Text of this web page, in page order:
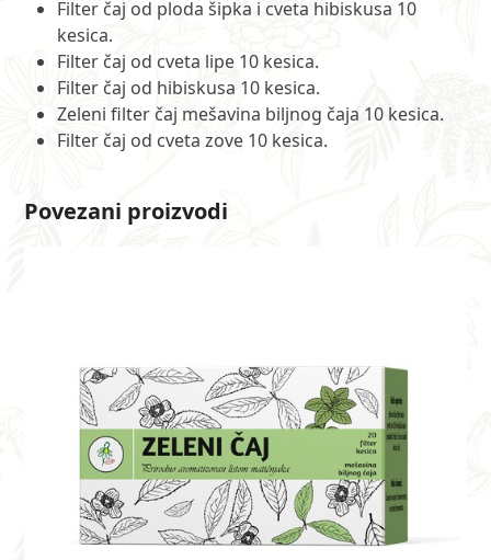
Filter čaj od ploda šipka i cveta hibiskusa 10
kesica.
Filter čaj od cveta lipe 10 kesica.
Filter čaj od hibiskusa 10 kesica.
Zeleni filter čaj mešavina biljnog čaja 10 kesica.
Filter čaj od cveta zove 10 kesica.
Povezani proizvodi